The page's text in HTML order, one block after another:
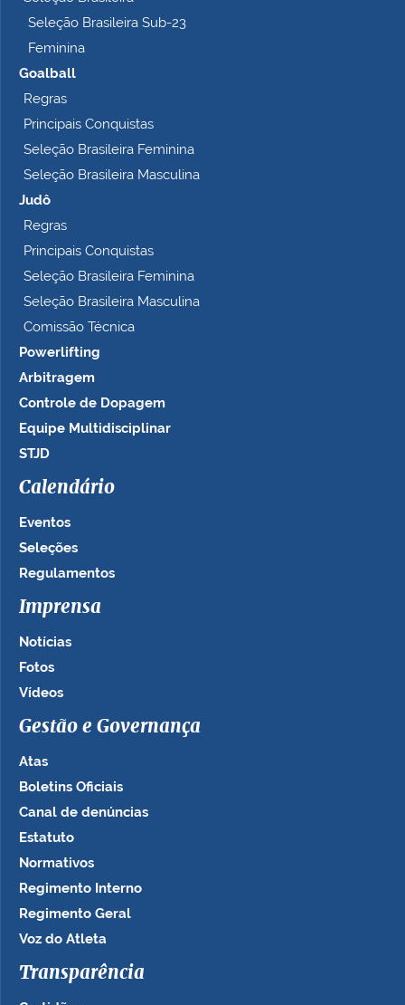
Seleção Brasileira Sub-23
Feminina
Goalball
Regras
Principais Conquistas
Seleção Brasileira Feminina
Seleção Brasileira Masculina
Judô
Regras
Principais Conquistas
Seleção Brasileira Feminina
Seleção Brasileira Masculina
Comissão Técnica
Powerlifting
Arbitragem
Controle de Dopagem
Equipe Multidisciplinar
STJD
Calendário
Eventos
Seleções
Regulamentos
Imprensa
Notícias
Fotos
Vídeos
Gestão e Governança
Atas
Boletins Oficiais
Canal de denúncias
Estatuto
Normativos
Regimento Interno
Regimento Geral
Voz do Atleta
Transparência